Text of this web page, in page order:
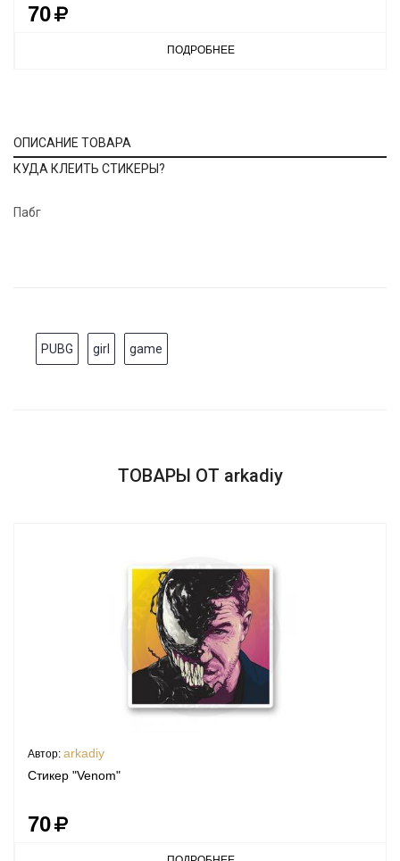
70
ПОДРОБНЕЕ
ОПИСАНИЕ ТОВАРА
КУДА КЛЕИТЬ СТИКЕРЫ?
Пабг
PUBG girl game
ТОВАРЫ ОТ arkadiy
Автор: arkadiy
Стикер "Venom"
70